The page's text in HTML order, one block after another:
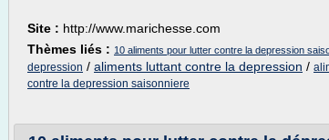
Site : http://www.marichesse.com
Thèmes liés : 10 aliments pour lutter contre la depression
depression / aliments luttant contre la depression /
contre la depression saisonniere